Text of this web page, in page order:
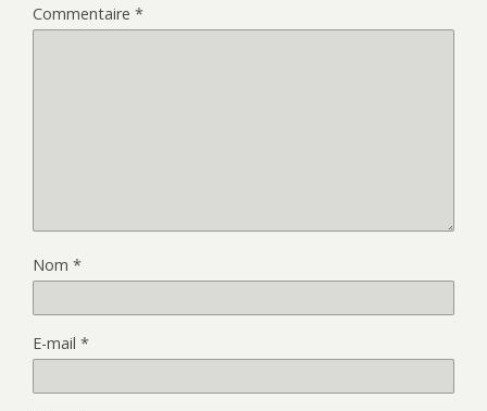
Commentaire *
Nom *
E-mail *